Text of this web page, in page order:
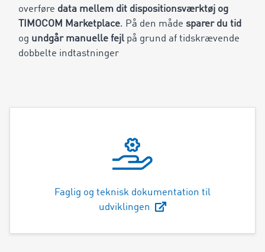
overføre data mellem dit dispositionsværktøj og
TIMOCOM Marketplace. På den måde sparer du tid
og undgår manuelle fejlpå grund af tidskrævende
dobbelte indtastninger
Faglig og teknisk dokumentation til
udviklingen